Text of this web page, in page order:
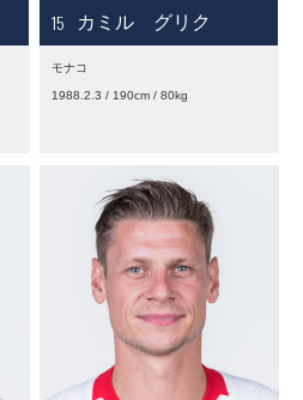
15 カミル グリク
モナコ
1988.2.3 / 190cm / 80kg